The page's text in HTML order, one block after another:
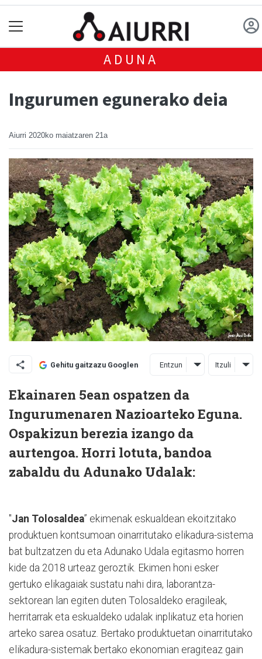
ADUNA
Ingurumen egunerako deia
Aiurri 2020ko maiatzaren 21a
Gehitu gaitzazu Googlen Entzun Itzuli
Ekainaren 5ean ospatzen da
Ingurumenaren Nazioarteko Eguna.
Ospakizun berezia izango da
aurtengoa. Horri lotuta, bandoa
zabaldu du Adunako Udalak:
"Jan Tolosaldea” ekimenak eskualdean ekoitzitako
produktuen kontsumoan oinarritutako elikadura-sistema
bat bultzatzen du eta Adunako Udala egitasmo horren
kide da 2018 urteaz geroztik. Ekimen honi esker
gertuko elikagaiak sustatu nahi dira, laborantza-
sektorean lan egiten duten Tolosaldeko eragileak,
herritarrak eta eskualdeko udalak inplikatuz eta horien
arteko sarea osatuz. Bertako produktuetan oinarritutako
elikadura-sistemak bertako ekonomian eragiteaz gain